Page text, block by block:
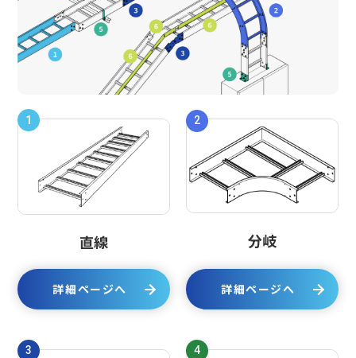
1
直線
詳細ページへ
2
分岐
詳細ページへ
3 4